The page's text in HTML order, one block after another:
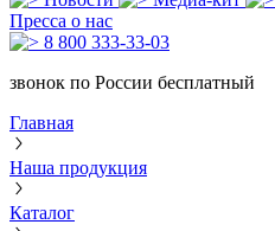
Пресса о нас
8 800 333-33-03
звонок по России бесплатный
Главная
Наша продукция
Каталог